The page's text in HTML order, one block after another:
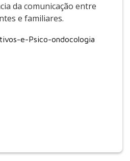
da comunicação entre
e familiares.